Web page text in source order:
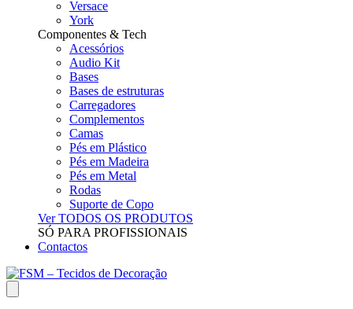
Versace
York
Componentes & Tech
Acessórios
Audio Kit
Bases
Bases de estruturas
Carregadores
Complementos
Camas
Pés em Plástico
Pés em Madeira
Pés em Metal
Rodas
Suporte de Copo
Ver TODOS OS PRODUTOS
SÓ PARA PROFISSIONAIS
Contactos